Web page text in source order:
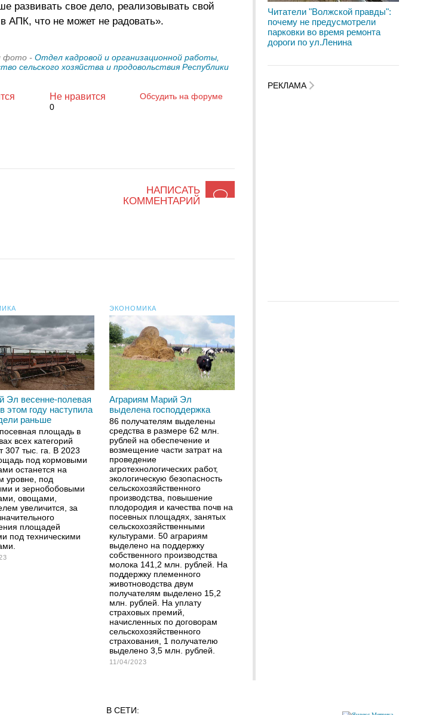
свое дело, реализовывать свой
АПК, что не может не радовать».
фото - Отдел кадровой и организационной работы,
сельского хозяйства и продовольствия Республики
Не нравится
0
Обсудить на форуме
НАПИСАТЬ
КОММЕНТАРИЙ
Эл весенне-полевая
этом году наступила
раньше
площадь в
всех категорий
307 тыс. га. В 2023
под кормовыми
останется на
уровне, под
и зернобобовыми
овощами,
увеличится, за
площадей
под техническими
ЭКОНОМИКА
Аграриям Марий Эл
выделена господдержка
86 получателям выделены
средства в размере 62 млн.
рублей на обеспечение и
возмещение части затрат на
проведение
агротехнологических работ,
экологическую безопасность
сельскохозяйственного
производства, повышение
плодородия и качества почв на
посевных площадях, занятых
сельскохозяйственными
культурами. 50 аграриям
выделено на поддержку
собственного производства
молока 141,2 млн. рублей. На
поддержку племенного
животноводства двум
получателям выделено 15,2
млн. рублей. На уплату
страховых премий,
начисленных по договорам
сельскохозяйственного
страхования, 1 получателю
выделено 3,5 млн. рублей.
11/04/2023
Читатели "Волжской правды":
почему не предусмотрели
парковки во время ремонта
дороги по ул.Ленина
РЕКЛАМА
В СЕТИ: